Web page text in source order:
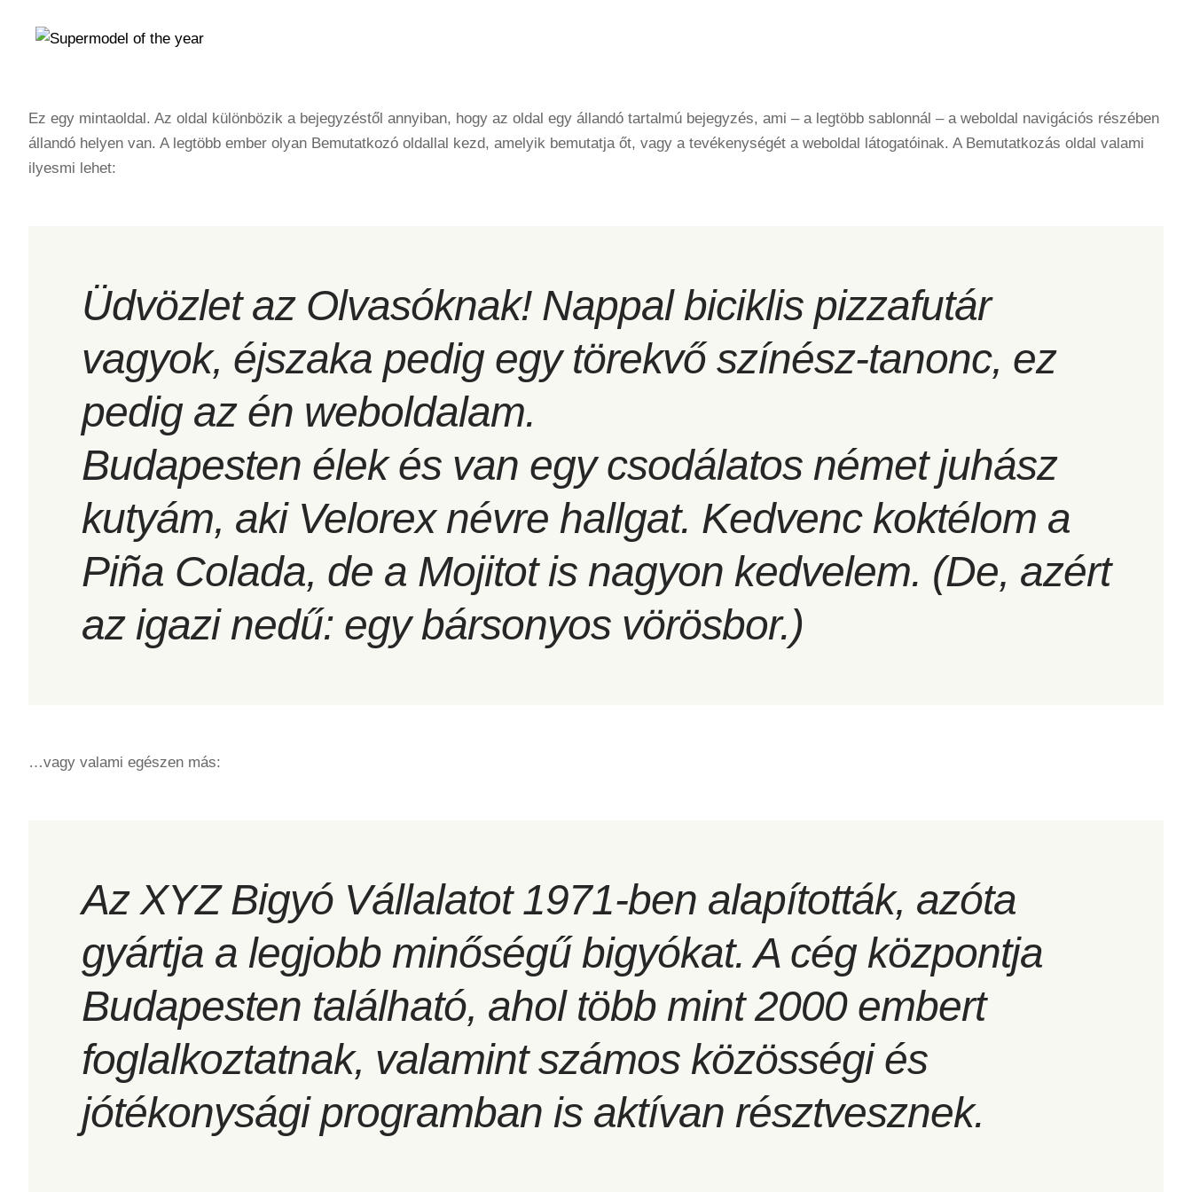
Ez egy mintaoldal. Az oldal különbözik a bejegyzéstől annyiban, hogy az oldal egy állandó tartalmú bejegyzés, ami – a legtöbb sablonnál – a weboldal navigációs részében
állandó helyen van. A legtöbb ember olyan Bemutatkozó oldallal kezd, amelyik bemutatja őt, vagy a tevékenységét a weboldal látogatóinak. A Bemutatkozás oldal valami
ilyesmi lehet:
Üdvözlet az Olvasóknak! Nappal biciklis pizzafutár
vagyok, éjszaka pedig egy törekvő színész-tanonc, ez
pedig az én weboldalam.
Budapesten élek és van egy csodálatos német juhász
kutyám, aki Velorex névre hallgat. Kedvenc koktélom a
Piña Colada, de a Mojitot is nagyon kedvelem. (De, azért
az igazi nedű: egy bársonyos vörösbor.)
…vagy valami egészen más:
Az XYZ Bigyó Vállalatot 1971-ben alapították, azóta
gyártja a legjobb minőségű bigyókat. A cég központja
Budapesten található, ahol több mint 2000 embert
foglalkoztatnak, valamint számos közösségi és
jótékonysági programban is aktívan résztvesznek.